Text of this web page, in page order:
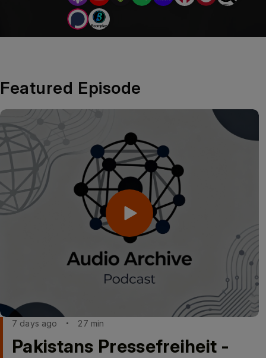
Featured Episode
7 days ago 27 min
Pakistans Pressefreiheit -